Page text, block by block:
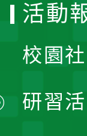
活動
校園
研習